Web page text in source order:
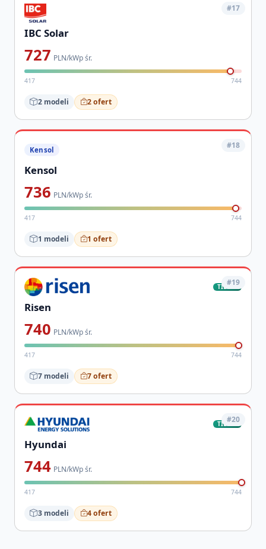
#17
IBC Solar
727 PLN/kWp śr.
417 744
2 modeli 2 ofert
#18
Kensol
736 PLN/kWp śr.
417 744
1 modeli 1 ofert
#19
TIER-1
Risen
740 PLN/kWp śr.
417 744
7 modeli 7 ofert
#20
TIER-1
Hyundai
744 PLN/kWp śr.
417 744
3 modeli 4 ofert